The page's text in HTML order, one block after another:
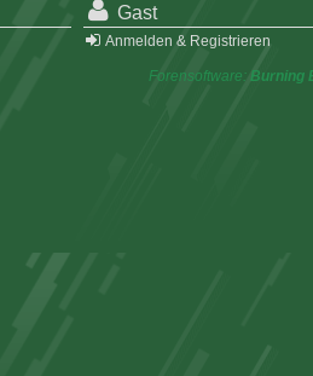
Gast
Anmelden & Registrieren
Forensoftware: Burning